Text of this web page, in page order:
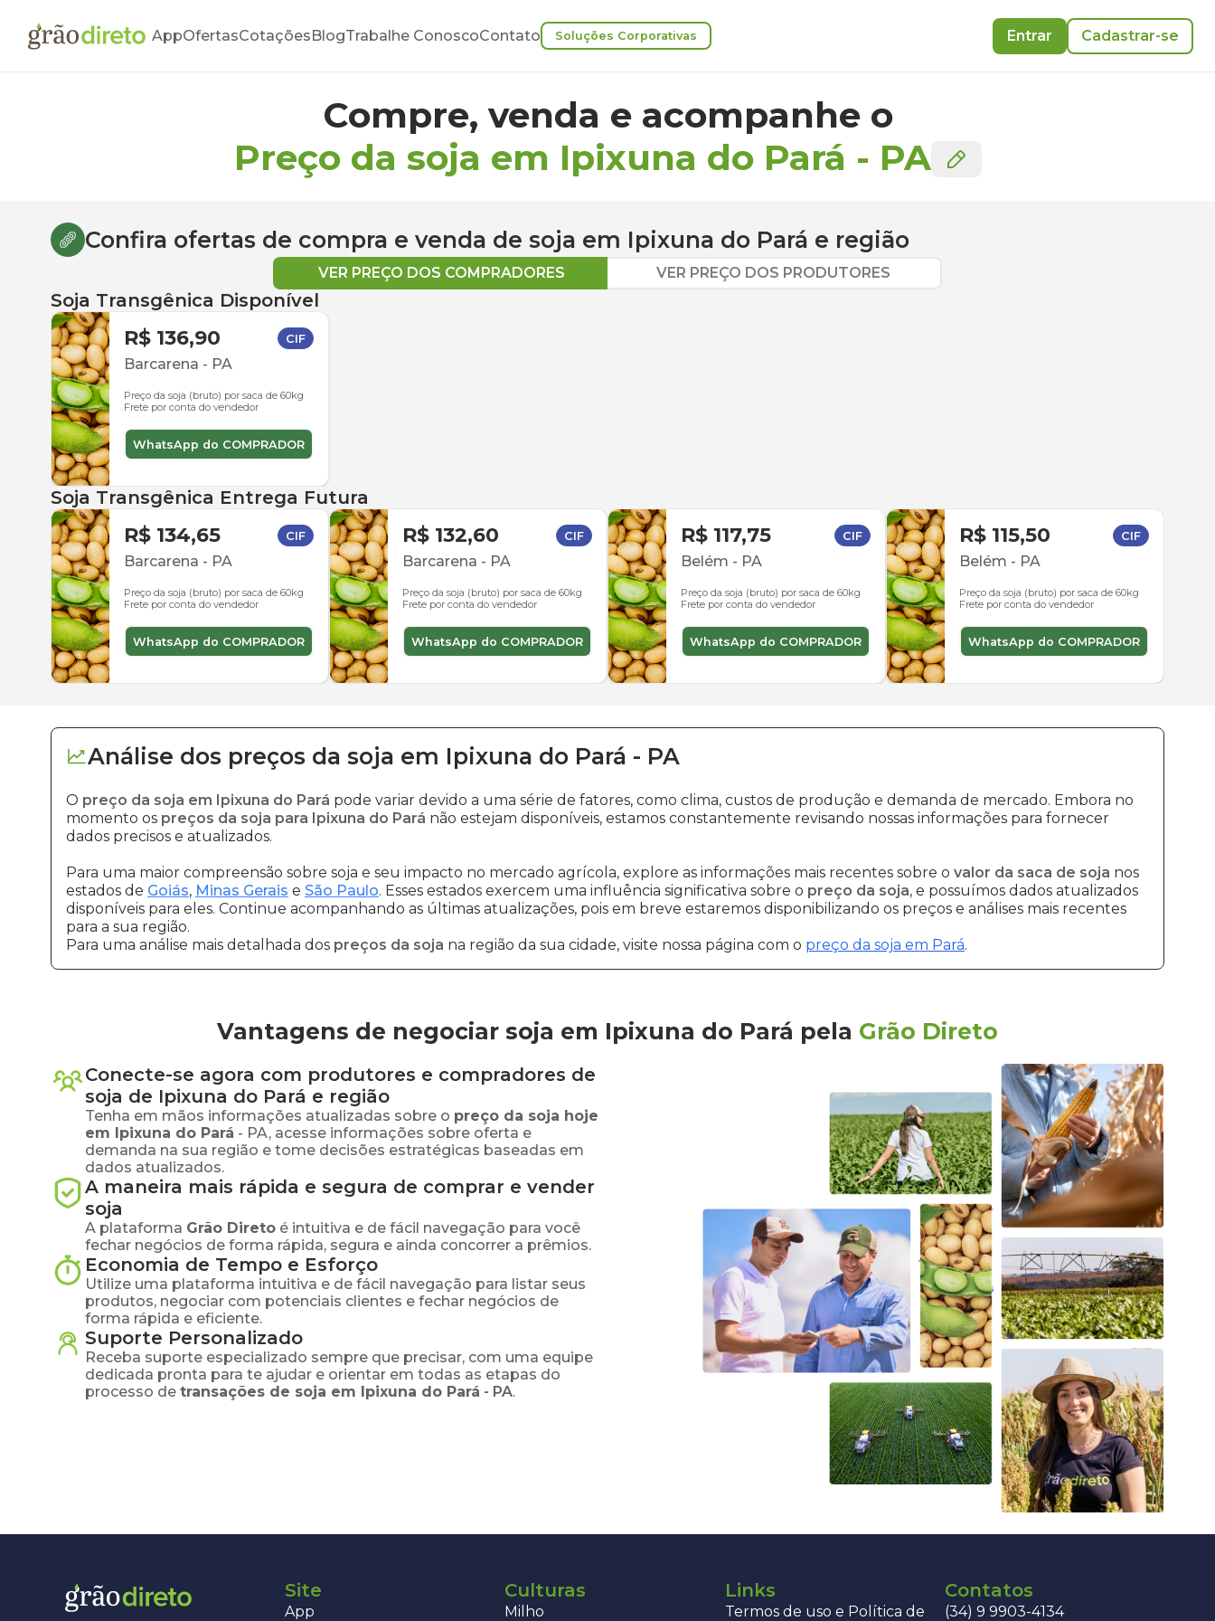
AppOfertasCotaçõesBlogTrabalhe ConoscoContato Soluções Corporativas Entrar Cadastrar-se
Compre, venda e acompanhe o
Preço da soja em Ipixuna do Pará - PA
Confira ofertas de compra e venda de soja em Ipixuna do Pará e região
VER PREÇO DOS COMPRADORES VER PREÇO DOS PRODUTORES
Soja Transgênica Disponível
R$ 136,90 CIF
Barcarena - PA
Preço da soja (bruto) por saca de 60kg
Frete por conta do vendedor
WhatsApp do COMPRADOR
Soja Transgênica Entrega Futura
R$ 134,65 CIF
Barcarena - PA
Preço da soja (bruto) por saca de 60kg
Frete por conta do vendedor
WhatsApp do COMPRADOR
R$ 132,60 CIF
Barcarena - PA
Preço da soja (bruto) por saca de 60kg
Frete por conta do vendedor
WhatsApp do COMPRADOR
R$ 117,75 CIF
Belém - PA
Preço da soja (bruto) por saca de 60kg
Frete por conta do vendedor
WhatsApp do COMPRADOR
R$ 115,50 CIF
Belém - PA
Preço da soja (bruto) por saca de 60kg
Frete por conta do vendedor
WhatsApp do COMPRADOR
Análise dos preços da soja em Ipixuna do Pará - PA
O preço da soja em Ipixuna do Pará pode variar devido a uma série de fatores, como clima, custos de produção e demanda de mercado. Embora no
momento os preços da soja para Ipixuna do Pará não estejam disponíveis, estamos constantemente revisando nossas informações para fornecer
dados precisos e atualizados.
Para uma maior compreensão sobre soja e seu impacto no mercado agrícola, explore as informações mais recentes sobre o valor da saca de soja nos
estados de Goiás, Minas Gerais e São Paulo. Esses estados exercem uma influência significativa sobre o preço da soja, e possuímos dados atualizados
disponíveis para eles. Continue acompanhando as últimas atualizações, pois em breve estaremos disponibilizando os preços e análises mais recentes
para a sua região.
Para uma análise mais detalhada dos preços da soja na região da sua cidade, visite nossa página com o preço da soja em Pará.
Vantagens de negociar soja em Ipixuna do Pará pela Grão Direto
Conecte-se agora com produtores e compradores de
soja de Ipixuna do Pará e região
Tenha em mãos informações atualizadas sobre o preço da soja hoje
em Ipixuna do Pará - PA, acesse informações sobre oferta e
demanda na sua região e tome decisões estratégicas baseadas em
dados atualizados.
A maneira mais rápida e segura de comprar e vender
soja
A plataforma Grão Direto é intuitiva e de fácil navegação para você
fechar negócios de forma rápida, segura e ainda concorrer a prêmios.
Economia de Tempo e Esforço
Utilize uma plataforma intuitiva e de fácil navegação para listar seus
produtos, negociar com potenciais clientes e fechar negócios de
forma rápida e eficiente.
Suporte Personalizado
Receba suporte especializado sempre que precisar, com uma equipe
dedicada pronta para te ajudar e orientar em todas as etapas do
processo de transações de soja em Ipixuna do Pará - PA.
Site
App
Culturas
Milho
Links
Termos de uso e Política de
Contatos
(34) 9 9903-4134